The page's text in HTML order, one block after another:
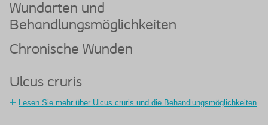
Wundarten und
Behandlungsmöglichkeiten
Chronische Wunden
Ulcus cruris
Lesen Sie mehr über Ulcus cruris und die Behandlungsmöglichkeiten